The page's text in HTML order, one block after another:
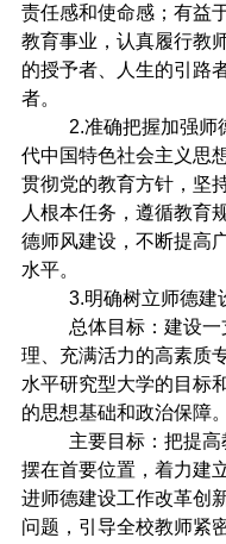
责任感和使命感；有益
教育事业，认真履行教
的授予者、人生的引路
者。
2.准确把握加强师
代中国特色社会主义思
贯彻党的教育方针，坚
人根本任务，遵循教育
德师风建设，不断提高
水平。
3.明确树立师德建
总体目标：建设
理、充满活力的高素质
水平研究型大学的目标
的思想基础和政治保障。
主要目标：把提
摆在首要位置，着力建
进师德建设工作改革创
问题，引导全校教师紧